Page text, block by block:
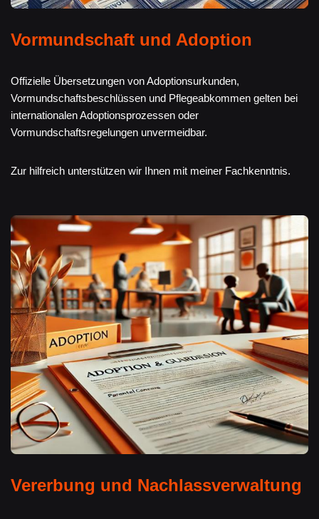
Vormundschaft und Adoption
Offizielle Übersetzungen von Adoptionsurkunden,
Vormundschaftsbeschlüssen und Pflegeabkommen gelten bei
internationalen Adoptionsprozessen oder
Vormundschaftsregelungen unvermeidbar.
Zur hilfreich unterstützen wir Ihnen mit meiner Fachkenntnis.
Vererbung und Nachlassverwaltung